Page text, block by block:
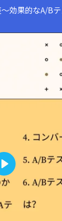
効果的なA/B
Play